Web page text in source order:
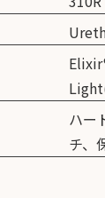
ハー
チ、